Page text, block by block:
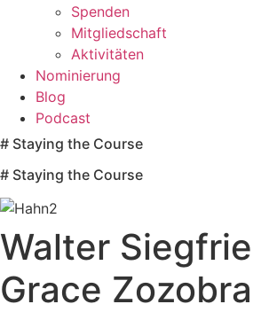
Spenden
Mitgliedschaft
Aktivitäten
Nominierung
Blog
Podcast
# Staying the Course
# Staying the Course
Walter
Grace